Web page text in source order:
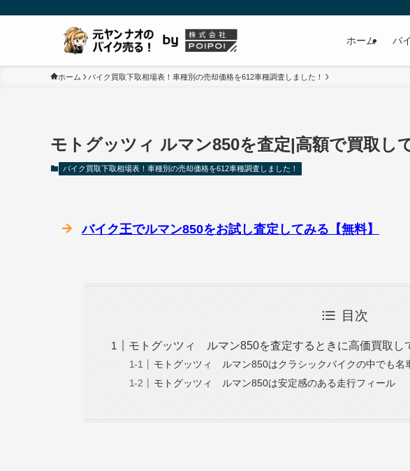
ホーム バ
ホーム バイク買取下取相場表！車種別の売却価格を612車種調査しました！
モトグッツィ ルマン850を査定|高額で買取し
バイク買取下取相場表！車種別の売却価格を612車種調査しました！
バイク王でルマン850をお試し査定してみる【無料】
目次
モトグッツィ ルマン850を査定するときに高価買取し
モトグッツィ ルマン850はクラシックバイクの中でも名
モトグッツィ ルマン850は安定感のある走行フィール